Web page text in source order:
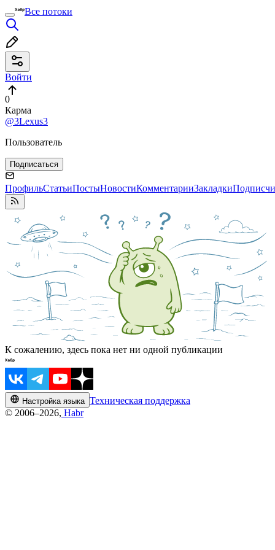
Все потоки
Войти
0
Карма
@3Lexus3
Пользователь
Подписаться
ПрофильСтатьиПостыНовостиКомментарииЗакладки
К сожалению, здесь пока нет ни одной публикации
Настройка языка Техническая поддержка
© 2006–2026, Habr